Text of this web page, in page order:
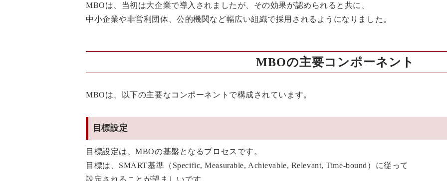
MBOは、当初は大企業で導入されましたが、その効果が認められると共に、
中小企業や非営利団体、公的機関など幅広い組織で採用されるようになりました。
MBOの主要コンポーネント
MBOは、以下の主要なコンポーネントで構成されています。
目標設定
目標設定は、MBOの基盤となるプロセスです。
目標は、SMART基準（Specific, Measurable, Achievable, Relevant, Time-bound）に従って
設定されることが望ましいです。